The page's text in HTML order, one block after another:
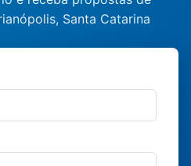
Santa Catarina